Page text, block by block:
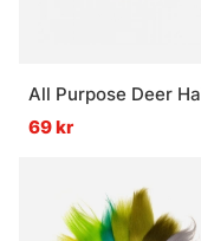
All Purpose Deer
69 kr